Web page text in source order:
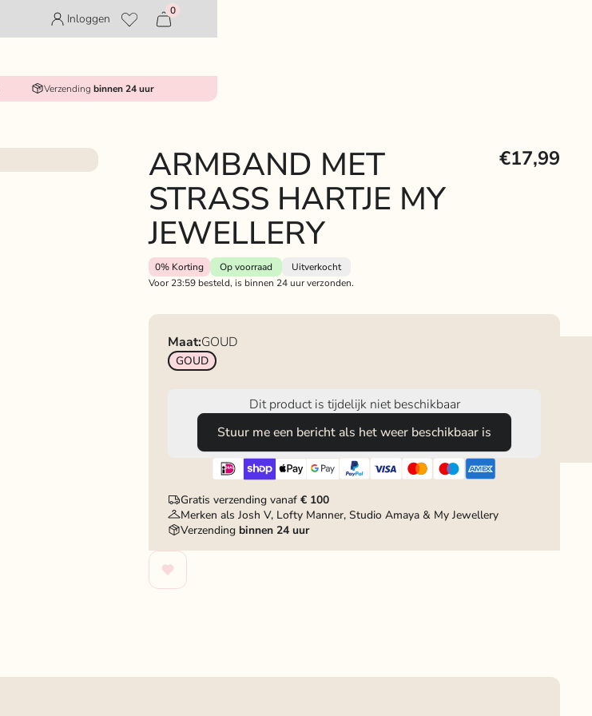
Inloggen
0
Verzending binnen 24 uur
ARMBAND MET
STRASS HARTJE MY
JEWELLERY
€17,99
0% Korting Op voorraad
Uitverkocht
Voor 23:59 besteld, is binnen 24 uur verzonden.
Maat:GOUD
GOUD
Dit product is tijdelijk niet beschikbaar
Stuur me een bericht als het weer beschikbaar is
Gratis verzending vanaf € 100
Merken als Josh V, Lofty Manner, Studio Amaya & My Jewellery
Verzending binnen 24 uur